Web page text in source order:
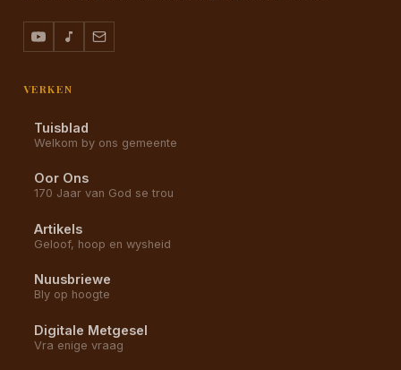
VERKEN
Tuisblad
Welkom by ons gemeente
Oor Ons
170 Jaar van God se trou
Artikels
Geloof, hoop en wysheid
Nuusbriewe
Bly op hoogte
Digitale Metgesel
Vra enige vraag